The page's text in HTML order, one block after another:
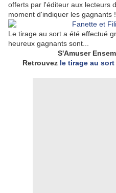
offerts par l'éditeur aux lecteurs
moment d'indiquer les gagnants !
Le tirage au sort a été effectué
heureux gagnants sont...
S'Amuser
Retrouvez le tirage au sort